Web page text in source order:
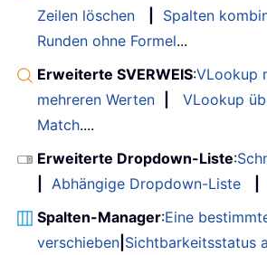
Zeilen löschen
Spalten
Runden ohne Formel...
Erweiterte SVERWEIS:VLookup
mehreren Werten
VLookup
Match....
Erweiterte Dropdown-Liste:
Abhängige Dropdown-Liste
Spalten-Manager:Eine
verschieben Sichtbarkeitsstatus